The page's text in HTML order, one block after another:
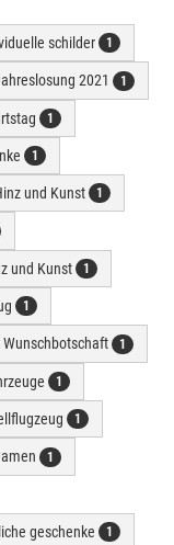
schilder 1
2021 1
1
1
und Kunst 1
und Kunst 1
1
1
1
1
1
geschenke 1